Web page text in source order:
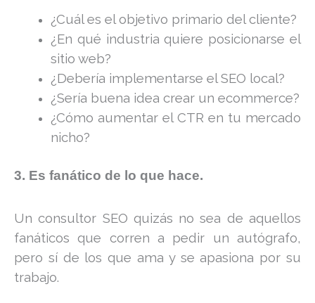
¿Cuál es el objetivo primario del cliente?
¿En qué industria quiere posicionarse el
sitio web?
¿Debería implementarse el SEO local?
¿Sería buena idea crear un ecommerce?
¿Cómo aumentar el CTR en tu mercado
nicho?
3. Es fanático de lo que hace.
Un consultor SEO quizás no sea de aquellos
fanáticos que corren a pedir un autógrafo,
pero sí de los que ama y se apasiona por su
trabajo.